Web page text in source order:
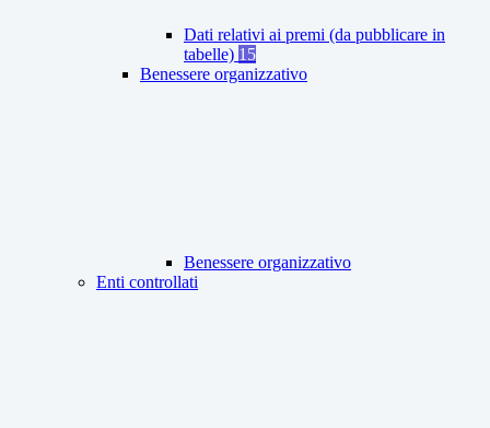
Dati relativi ai premi (da pubblicare in
tabelle) 15
Benessere organizzativo
Benessere organizzativo
Enti controllati